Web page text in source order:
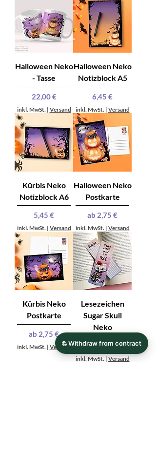
Halloween Neko
- Tasse
Preis
22,00 €
inkl. MwSt. | Versand
Halloween Neko
Notizblock A5
Preis
6,45 €
inkl. MwSt. | Versand
Kürbis Neko
Notizblock A6
Preis
5,45 €
inkl. MwSt. | Versand
Halloween Neko
Postkarte
ab 2,75 €
Sale-Preis
inkl. MwSt. | Versand
Kürbis Neko
Postkarte
ab 2,75 €
Sale-Preis
inkl. MwSt. | Versand
Lesezeichen
Sugar Skull
Neko
ab3,15 €
Sale-Preis
inkl. MwSt. | Versand